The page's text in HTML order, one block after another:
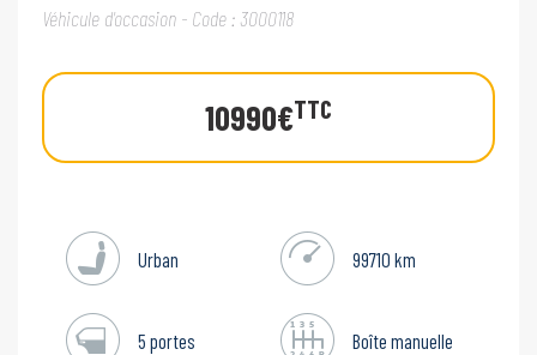
Véhicule d'occasion - Code : 3000118
10990€TTC
Urban 99710 km
5 portes Boîte manuelle